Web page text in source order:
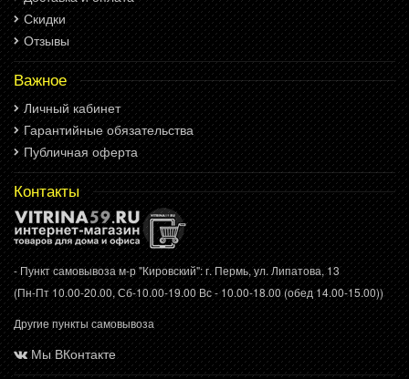
Скидки
Отзывы
Важное
Личный кабинет
Гарантийные обязательства
Публичная оферта
Контакты
- Пункт самовывоза м-р "Кировский": г. Пермь, ул. Липатова, 13
(Пн-Пт 10.00-20.00, Сб-10.00-19.00 Вс - 10.00-18.00 (обед 14.00-15.00))
Другие пункты самовывоза
Мы ВКонтакте